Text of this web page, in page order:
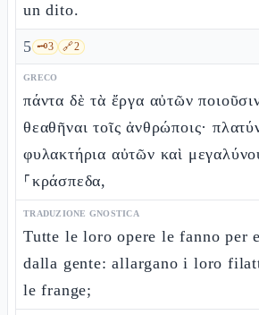
un dito.
5 🗝️3 🔗2
GRECO
πάντα δὲ τὰ ἔργα αὐτῶν
θεαθῆναι τοῖς ἀνθρώποις·
φυλακτήρια αὐτῶν καὶ
⸀κράσπεδα,
TRADUZIONE GNOSTICA
Tutte le loro opere le fanno per
dalla gente: allargano i loro
le frange;